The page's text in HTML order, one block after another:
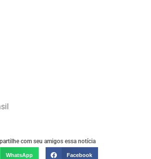
com seu amigos essa notícia
WhatsApp Facebook